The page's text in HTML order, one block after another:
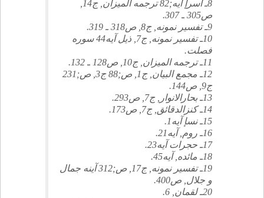
ص305 ـ 307.
9ـ تفسير نمونه, ج8, ص318 ـ 319.
10ـ تفسير نمونه, ج7, ذيل آيه44 سوره
فصلت.
11ـ ترجمه الميزان, ج10, ص128 ـ 132.
12ـ مجمع البيان, ج1, ص;88 ج3, ص;231
ج9, ص144.
13ـ بحارالانوار, ج7, ص293.
14ـ كنزالدقائق, ج7, ص173.
15ـ نسإ آيه1.
16ـ روم, آيه21.
17ـ حجرات آيه23.
18ـ مائده, آيه45.
19ـ تفسير نمونه, ج17, ص;312 آينه جمال
و جلال, ص400.
20ـ لقمان, 6.